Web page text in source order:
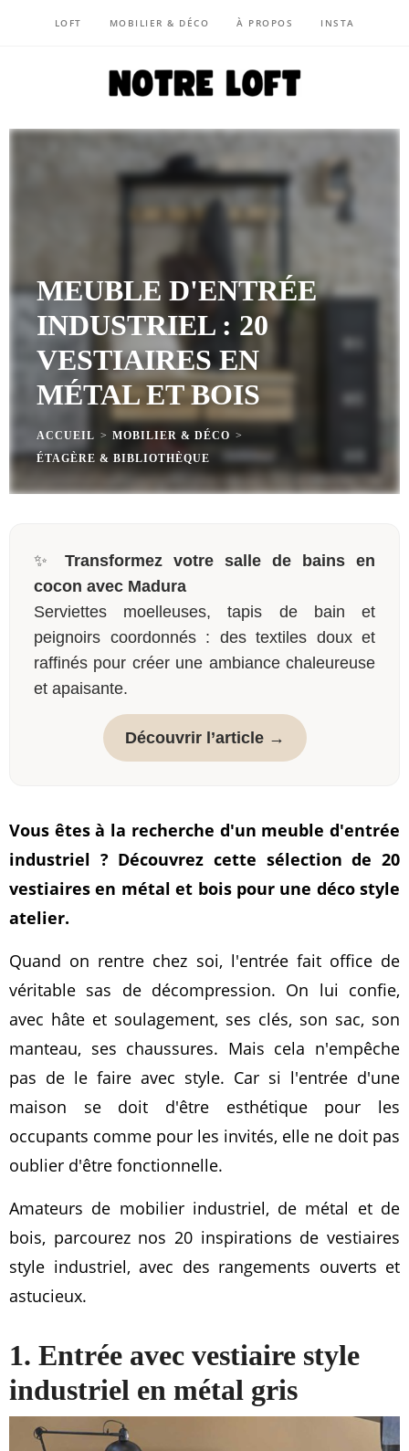
LOFT MOBILIER & DÉCO À PROPOS INSTA
MEUBLE D'ENTRÉE
INDUSTRIEL : 20
VESTIAIRES EN
MÉTAL ET BOIS
ACCUEIL > MOBILIER & DÉCO >
ÉTAGÈRE & BIBLIOTHÈQUE
✨ Transformez votre salle de bains en
cocon avec Madura
Serviettes moelleuses, tapis de bain et
peignoirs coordonnés : des textiles doux et
raffinés pour créer une ambiance chaleureuse
et apaisante.
Découvrir l’article →
Vous êtes à la recherche d'un meuble d'entrée
industriel ? Découvrez cette sélection de 20
vestiaires en métal et bois pour une déco style
atelier.
Quand on rentre chez soi, l'entrée fait office de
véritable sas de décompression. On lui confie,
avec hâte et soulagement, ses clés, son sac, son
manteau, ses chaussures. Mais cela n'empêche
pas de le faire avec style. Car si l'entrée d'une
maison se doit d'être esthétique pour les
occupants comme pour les invités, elle ne doit pas
oublier d'être fonctionnelle.
Amateurs de mobilier industriel, de métal et de
bois, parcourez nos 20 inspirations de vestiaires
style industriel, avec des rangements ouverts et
astucieux.
1. Entrée avec vestiaire style
industriel en métal gris